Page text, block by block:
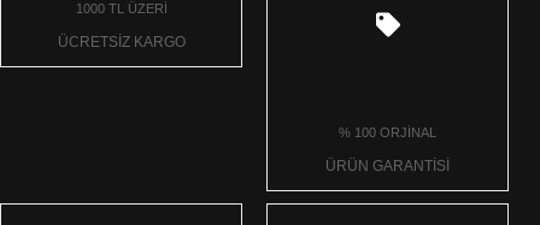
1000 TL ÜZERİ
ÜCRETSİZ KARGO
% 100 ORJİNAL
ÜRÜN GARANTİSİ